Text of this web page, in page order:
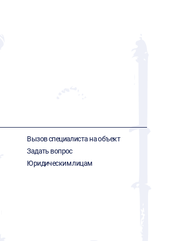
Вызов специалиста на объект
Задать вопрос
Юридическим лицам